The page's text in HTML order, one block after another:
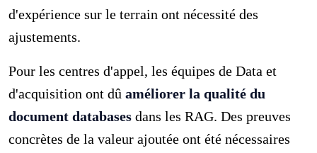
d'expérience sur le terrain ont nécessité des
ajustements.
Pour les centres d'appel, les équipes de Data et
d'acquisition ont dûaméliorer la qualité du
document databases dans les RAG. Des preuves
concrètes de la valeur ajoutée ont été nécessaires